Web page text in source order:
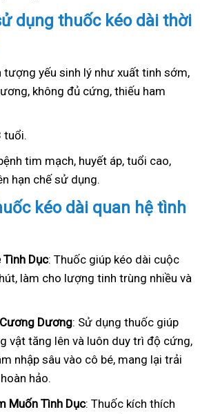
dụng thuốc kéo dài thời
tượng yếu sinh lý như xuất tinh sớm,
không đủ cứng, thiếu ham
tuổi.
tim mạch, huyết áp, tuổi cao,
hạn chế sử dụng.
kéo dài quan hệ tình
Tình Dục: Thuốc giúp kéo dài cuộc
làm cho lượng tinh trùng nhiều và
Dương: Sử dụng thuốc giúp
vật tăng lên và luôn duy trì độ cứng,
nhập sâu vào cô bé, mang lại trải
hảo.
Muốn Tình Dục: Thuốc kích thích